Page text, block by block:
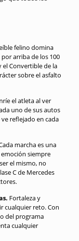
felino domina
arriba de los 100
el Convertible de la
sobre el asfalto
el atleta al ver
uno de sus autos
ve reflejado en cada
marcha es una
siempre
el mismo, no
C de Mercedes
Fortaleza y
cualquier reto. Con
del programa
cualquier